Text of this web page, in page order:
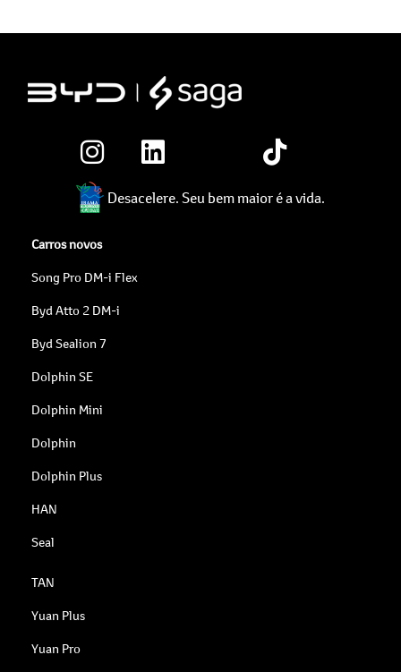
Desacelere. Seu bem maior é a vida.
Carros novos
Song Pro DM-i Flex
Byd Atto 2 DM-i
Byd Sealion 7
Dolphin SE
Dolphin Mini
Dolphin
Dolphin Plus
HAN
Seal
TAN
Yuan Plus
Yuan Pro